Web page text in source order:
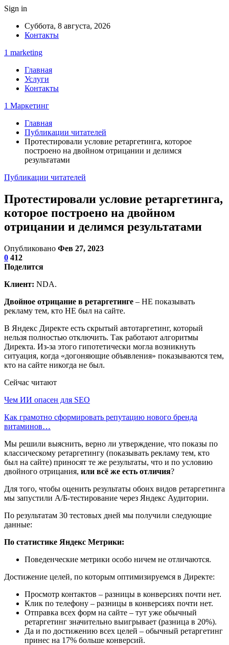
Sign in
Суббота, 8 августа, 2026
Контакты
1 marketing
Главная
Услуги
Контакты
1 Маркетинг
Главная
Публикации читателей
Протестировали условие ретаргетинга, которое
построено на двойном отрицании и делимся
результатами
Публикации читателей
Протестировали условие ретаргетинга,
которое построено на двойном
отрицании и делимся результатами
Опубликовано Фев 27, 2023
0 412
Поделится
Клиент: NDA.
Двойное отрицание в ретаргетинге – НЕ показывать
рекламу тем, кто НЕ был на сайте.
В Яндекс Директе есть скрытый автотаргетинг, который
нельзя полностью отключить. Так работают алгоритмы
Директа. Из-за этого гипотетически могла возникнуть
ситуация, когда «догоняющие объявления» показываются тем,
кто на сайте никогда не был.
Сейчас читают
Чем ИИ опасен для SEO
Как грамотно сформировать репутацию нового бренда
витаминов…
Мы решили выяснить, верно ли утверждение, что показы по
классическому ретаргетингу (показывать рекламу тем, кто
был на сайте) приносят те же результаты, что и по условию
двойного отрицания, или всё же есть отличия?
Для того, чтобы оценить результаты обоих видов ретаргетинга
мы запустили А/Б-тестирование через Яндекс Аудитории.
По результатам 30 тестовых дней мы получили следующие
данные:
По статистике Яндекс Метрики:
Поведенческие метрики особо ничем не отличаются.
Достижение целей, по которым оптимизируемся в Директе:
Просмотр контактов – разницы в конверсиях почти нет.
Клик по телефону – разницы в конверсиях почти нет.
Отправка всех форм на сайте – тут уже обычный
ретаргетинг значительно выигрывает (разница в 20%).
Да и по достижению всех целей – обычный ретаргетинг
принес на 17% больше конверсий.